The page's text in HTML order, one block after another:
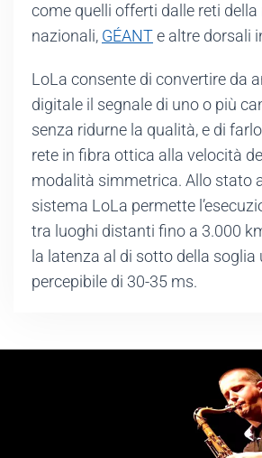
come quelli offerti dalle reti della
nazionali, GÉANTe altre dorsali
LoLa consente di convertire da
digitale il segnale di uno o più
senza ridurne la qualità, e di
rete in fibra ottica alla velocità
modalità simmetrica. Allo stato
sistema LoLa permette
tra luoghi distanti fino a 3.000
la latenza al di sotto della
percepibile di 30-35 ms.